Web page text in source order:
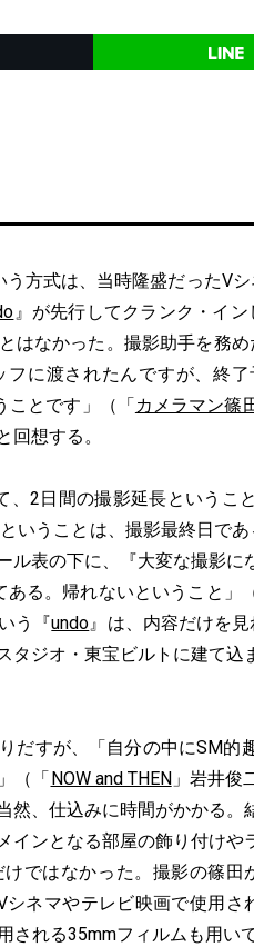
方式は、当時隆盛だったV
』が先行してクランク・イ
はなかった。撮影助手を務
に渡されたんですが、終
ことです」（「カメラマン篠
想する。
2日間の撮影延長というこ
いうことは、撮影最終日で
ル表の下に、『大変な撮影に
る。帰れないということ」
う『undo』は、内容だけを
タジオ・東宝ビルトに建て込
だすが、「自分の中にSM的
（「NOW and THEN」岩井俊
然、仕込みに時間がかかる。
インとなる部屋の飾り付け
ではなかった。撮影の篠田
シネマやテレビ映画で使用さ
される35mmフィルムも用い